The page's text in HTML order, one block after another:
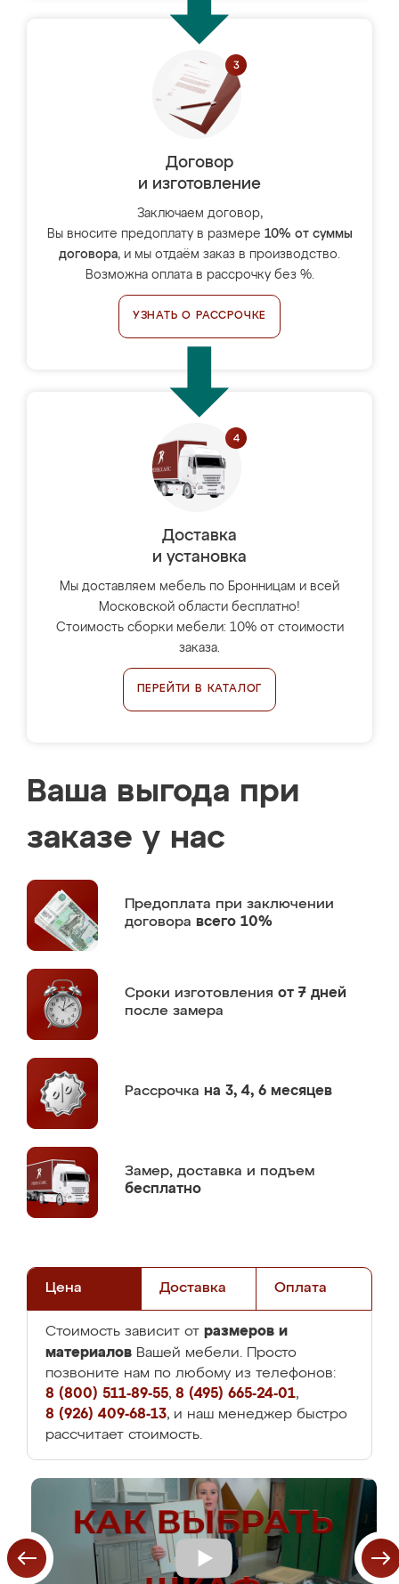
Договор
и изготовление
Заключаем договор,
Вы вносите предоплату в размере 10% от суммы
договора, и мы отдаём заказ в производство.
Возможна оплата в рассрочку без %.
УЗНАТЬ О РАССРОЧКЕ
Доставка
и установка
Мы доставляем мебель по Бронницам и всей
Московской области бесплатно!
Стоимость сборки мебели: 10% от стоимости
заказа.
ПЕРЕЙТИ В КАТАЛОГ
Ваша выгода при
заказе у нас
Предоплата при заключении
договора всего 10%
Сроки изготовления от 7 дней
после замера
Рассрочка на 3, 4, 6 месяцев
Замер, доставка и подъем
бесплатно
Цена Доставка Оплата
Стоимость зависит от размеров и
материалов Вашей мебели. Просто
позвоните нам по любому из телефонов:
8 (800) 511-89-55, 8 (495) 665-24-01,
8 (926) 409-68-13, и наш менеджер быстро
рассчитает стоимость.